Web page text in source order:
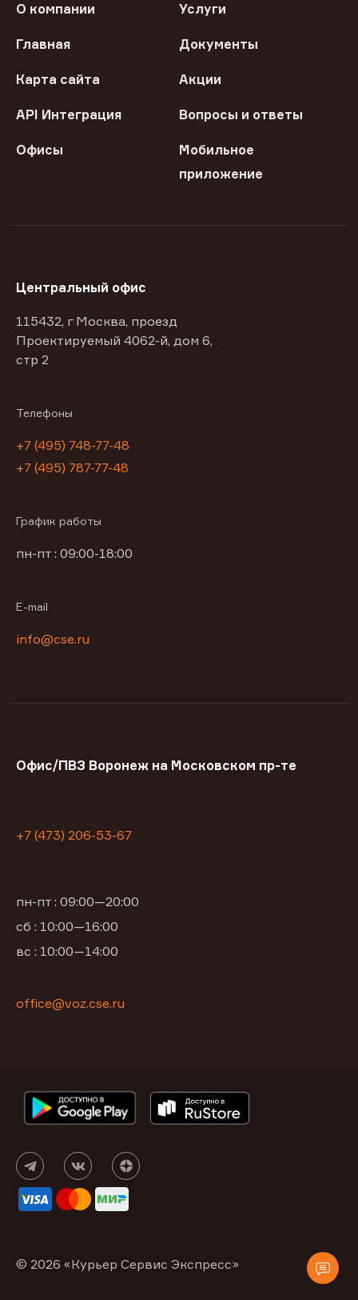
О компании Услуги
Главная Документы
Карта сайта Акции
API Интеграция Вопросы и ответы
Офисы
Мобильное
приложение
Центральный офис
115432, г Москва, проезд
Проектируемый 4062-й, дом 6,
стр 2
Телефоны
+7 (495) 748-77-48
+7 (495) 787-77-48
График работы
пн-пт : 09:00-18:00
E-mail
info@cse.ru
Офис/ПВЗ Воронеж на Московском пр-те
+7 (473) 206-53-67
пн-пт : 09:00—20:00
сб : 10:00—16:00
вс : 10:00—14:00
office@voz.cse.ru
© 2026 «Курьер Сервис Экспресс»